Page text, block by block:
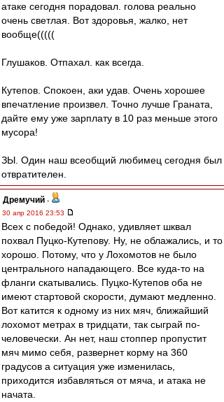
атаке сегодня порадовал. голова реально
очень светлая. Вот здоровья, жалко, нет
вообще(((((
Глушаков. Отпахал. как всегда.
Кутепов. Спокоен, аки удав. Очень хорошее
впечатление произвел. Точно лучше Граната,
дайте ему уже зарплату в 10 раз меньше этого
мусора!
ЗЫ. Один наш всеобщий любимец сегодня был
отвратителен.
Дремучий -
30 апр 2016 23:53
Всех с победой! Однако, удивляет шквал
похвал Пуцко-Кутепову. Ну, не облажались, и то
хорошо. Потому, что у Лохомотов не было
центрального нападающего. Все куда-то на
фланги скатывались. Пуцко-Кутепов оба не
имеют стартовой скорости, думают медленно.
Вот катится к одному из них мяч, ближайший
лохомот метрах в тридцати, так сыграй по-
человечески. Ан нет, наш стоппер пропустит
мяч мимо себя, развернет корму на 360
градусов а ситуация уже изменилась,
приходится избавляться от мяча, и атака не
начата.